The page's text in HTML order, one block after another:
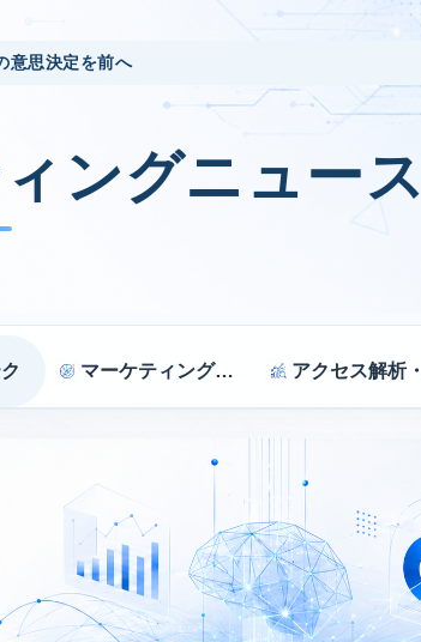
意思決定を前へ
ングニュース
マーケティング戦略